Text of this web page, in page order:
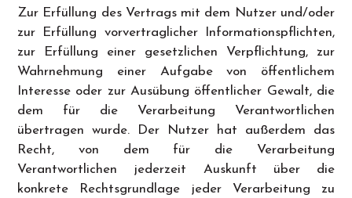
Zur Erfüllung des Vertrags mit dem Nutzer und/oder
zur Erfüllung vorvertraglicher Informationspflichten,
zur Erfüllung einer gesetzlichen Verpflichtung, zur
Wahrnehmung einer Aufgabe von öffentlichem
Interesse oder zur Ausübung öffentlicher Gewalt, die
dem für die Verarbeitung Verantwortlichen
übertragen wurde. Der Nutzer hat außerdem das
Recht, von dem für die Verarbeitung
Verantwortlichen jederzeit Auskunft über die
konkrete Rechtsgrundlage jeder Verarbeitung zu